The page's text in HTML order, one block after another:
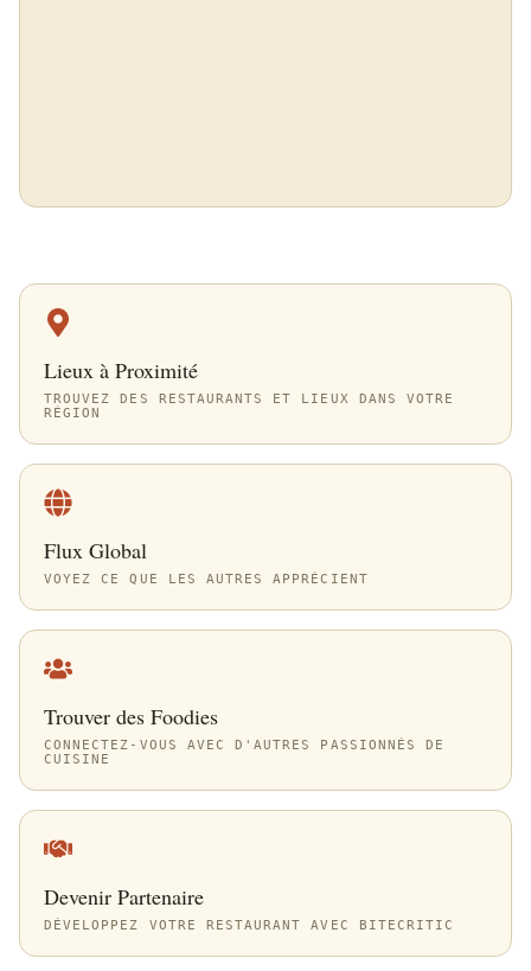
Lieux à Proximité
TROUVEZ DES RESTAURANTS ET LIEUX DANS VOTRE
RÉGION
Flux Global
VOYEZ CE QUE LES AUTRES APPRÉCIENT
Trouver des Foodies
CONNECTEZ-VOUS AVEC D'AUTRES PASSIONNÉS DE
CUISINE
Devenir Partenaire
DÉVELOPPEZ VOTRE RESTAURANT AVEC BITECRITIC